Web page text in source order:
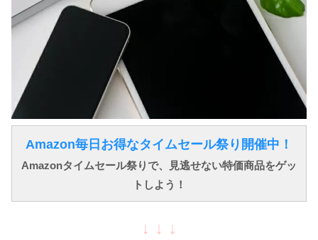
Amazon毎日お得なタイムセール祭り開催中！
Amazonタイムセール祭りで、見逃せない特価商品をゲッ
トしよう！
↓ ↓ ↓